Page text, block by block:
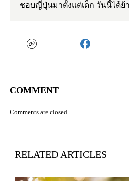
ชอบญี่ปุ่นมาตั้งแต่เด็ก วันนี้ได้ย้
COMMENT
Comments are closed.
RELATED ARTICLES